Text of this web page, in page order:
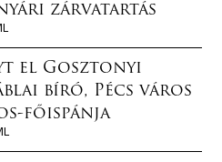
nyári zárvatartás
el Gosztonyi
bíró, Pécs város
főispánja